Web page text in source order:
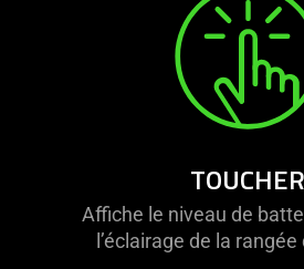
TOUCHER
Affiche le niveau de
l’éclairage de la